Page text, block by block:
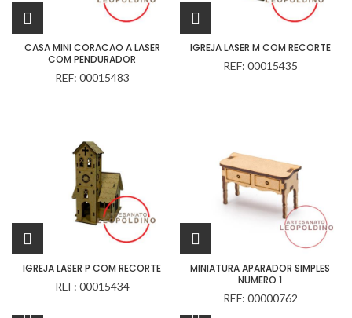
CASA MINI CORACAO A LASER
COM PENDURADOR
REF: 00015483
IGREJA LASER M COM RECORTE
REF: 00015435
IGREJA LASER P COM RECORTE
REF: 00015434
MINIATURA APARADOR SIMPLES
NUMERO 1
REF: 00000762